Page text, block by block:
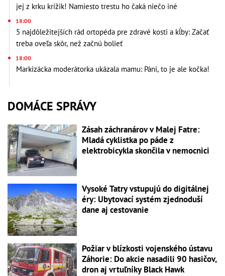
jej z krku krížik! Namiesto trestu ho čaká niečo iné
18:00
5 najdôležitejších rád ortopéda pre zdravé kosti a kĺby: Začať
treba oveľa skôr, než začnú bolieť
18:00
Markizácka moderátorka ukázala mamu: Páni, to je ale kočka!
DOMÁCE SPRÁVY
Zásah záchranárov v Malej Fatre:
Mladá cyklistka po páde z
elektrobicykla skončila v nemocnici
Vysoké Tatry vstupujú do digitálnej
éry: Ubytovací systém zjednoduší
dane aj cestovanie
Požiar v blízkosti vojenského ústavu
Záhorie: Do akcie nasadili 90 hasičov,
dron aj vrtuľníky Black Hawk